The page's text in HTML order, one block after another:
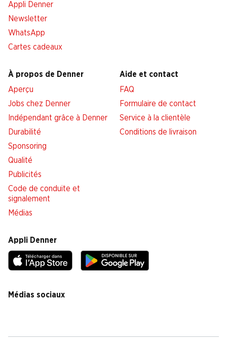
Appli Denner
Newsletter
WhatsApp
Cartes cadeaux
À propos de Denner
Aperçu
Jobs chez Denner
Indépendant grâce à Denner
Durabilité
Sponsoring
Qualité
Publicités
Code de conduite et
signalement
Médias
Aide et contact
FAQ
Formulaire de contact
Service à la clientèle
Conditions de livraison
Appli Denner
Médias sociaux